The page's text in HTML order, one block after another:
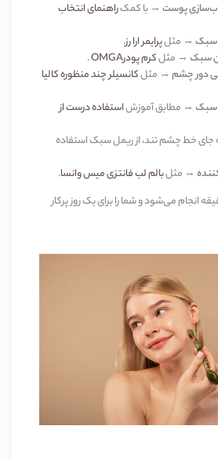
پوست → با کمکراهنمای انتخاب
سبک → مثلپرایمر ارا رز.
سبک → مثلکرم پودرOMGA
.
دور چشم → مثلکانسیلر چند منظوره کالیا
سبک → مطابق آموزشاستفاده درست از
جای خط چشم تند، از ریمل سبک استفاده
→ مثلبالم لب فانتزی میس وانسا.
انجام می‌شود و شما را برای یک روز پرکار